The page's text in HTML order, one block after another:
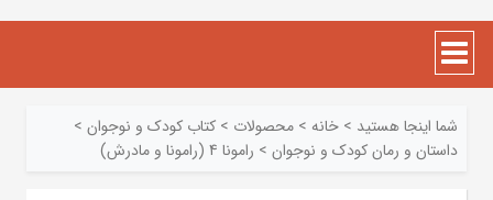
شما اینجا هستید > خانه > محصولات > کتاب کودک و نوجوان >
داستان و رمان کودک و نوجوان > رامونا 4 (رامونا و مادرش)